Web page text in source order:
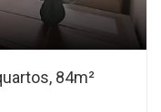
84m²